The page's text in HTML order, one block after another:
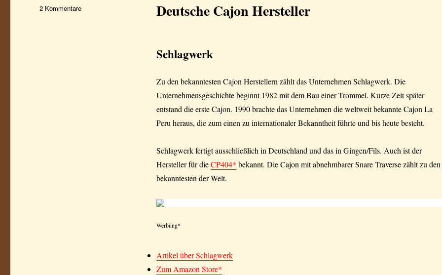
Deutsche Cajon Hersteller
Schlagwerk
Zu den bekanntesten Cajon Herstellern zählt das Unternehmen Schlagwerk. Die
Unternehmensgeschichte beginnt 1982 mit dem Bau einer Trommel. Kurze Zeit später
entstand die erste Cajon. 1990 brachte das Unternehmen die weltweit bekannte Cajon La
Peru heraus, die zum einen zu internationaler Bekanntheit führte und bis heute besteht.
Schlagwerk fertigt ausschließlich in Deutschland und das in Gingen/Fils. Auch ist der
Hersteller für dieCP404* bekannt. Die Cajon mit abnehmbarer Snare Traverse zählt zu den
bekanntesten der Welt.
Werbung*
Artikel über Schlagwerk
Zum Amazon Store*
2 Kommentarezu